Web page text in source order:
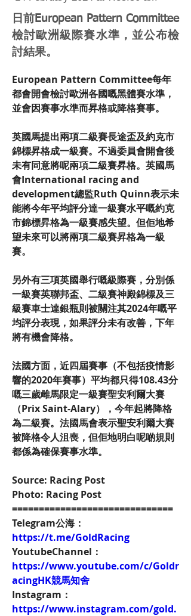
日前European Pattern Committee
檢討歐洲級際賽水準，並公布檢
討結果。
European Pattern Committee每年
都會開會檢討歐洲各國嘅黑體賽水準，
並會因賽事水準而昇格或降格賽事。
英國馬提出兩項二級賽長途盃及約克市
錦標昇格成一級賽。不過委員會開會後
未有同意將呢兩項二級賽昇格。英國馬
會International racing and
development總監Ruth Quinn表示未
能將今年平均評分達一級賽水平嘅約克
市錦標昇格為一級賽感失望。但佢地希
望未來可以將兩項二級賽昇格為一級
賽。
另外有三項英國舉行嘅級際賽，分別係
一級賽英聯邦盃、二級賽神殿錦標及三
級賽車士達銀瓶則被關注其2024年嘅平
均評分表現，如果評分未有改善，下年
將有機會降格。
法國方面，近四屆賽事（不包括疫情影
響的2020年賽事）平均都只得108.43分
嘅三歲雌馬限定一級賽聖安利爾大賽
（Prix Saint-Alary），今年起將降格
為二級賽。法國馬會表示聖安利爾大賽
被降格令人沮喪，但佢地明白呢啲規則
都係為確保賽事水準。
Source: Racing Post
Photo: Racing Post
==============================
Telegram公海：
https://t.me/GoldRacing
YoutubeChannel：
https://www.youtube.com/c/Goldr
acingHK競馬知舍
Instagram：
https://www.instagram.com/gold.